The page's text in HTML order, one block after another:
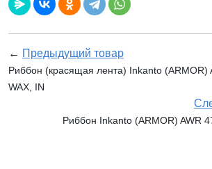
← Предыдущий товар
Риббон (красящая лента) Inkanto (ARMOR)
WAX, IN
Риббон Inkanto (ARMOR) AWR